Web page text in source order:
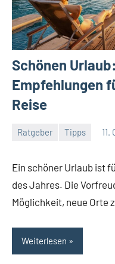
Schönen
Empfehlungen
Reise
Ratgeber Tipps
Ein schöner Urlaub ist
des Jahres. Die
Möglichkeit, neue Orte
Weiterlesen